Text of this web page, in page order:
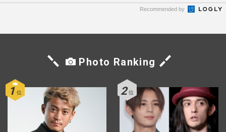
Recommended by
Photo Ranking